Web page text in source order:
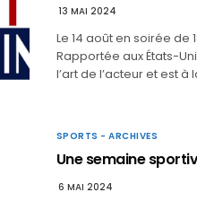
13 MAI 2024
Le 14 août en soirée de
Rapportée aux États-
l’art de l’acteur et est à
SPORTS - ARCHIVES
Une semaine
6 MAI 2024